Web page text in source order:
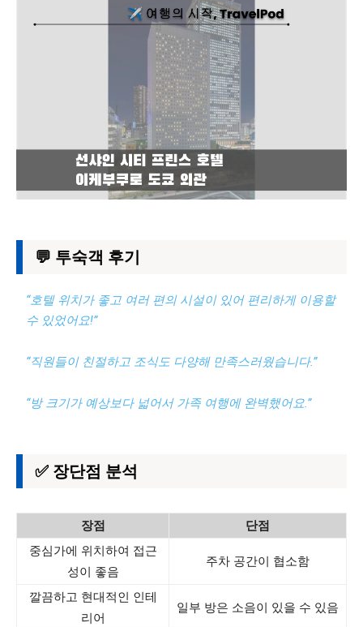
💬 투숙객 후기
“호텔 위치가 좋고 여러 편의 시설이 있어 편리하게 이용할
수 있었어요!”
“직원들이 친절하고 조식도 다양해 만족스러웠습니다.”
“방 크기가 예상보다 넓어서 가족 여행에 완벽했어요.”
✅ 장단점 분석
장점
단점
중심가에 위치하여 접근
성이 좋음
주차 공간이 협소함
깔끔하고 현대적인 인테
리어
일부 방은 소음이 있을 수 있음